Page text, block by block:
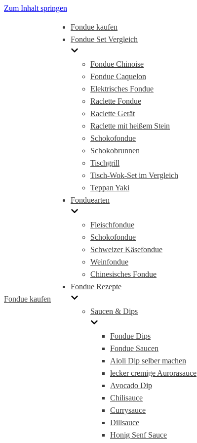
Zum Inhalt springen
Fondue kaufen
Fondue kaufen
Fondue Set Vergleich
Fondue Chinoise
Fondue Caquelon
Elektrisches Fondue
Raclette Fondue
Raclette Gerät
Raclette mit heißem Stein
Schokofondue
Schokobrunnen
Tischgrill
Tisch-Wok-Set im Vergleich
Teppan Yaki
Fonduearten
Fleischfondue
Schokofondue
Schweizer Käsefondue
Weinfondue
Chinesisches Fondue
Fondue Rezepte
Saucen & Dips
Fondue Dips
Fondue Saucen
Aioli Dip selber machen
lecker cremige Aurorasauce
Avocado Dip
Chilisauce
Currysauce
Dillsauce
Honig Senf Sauce